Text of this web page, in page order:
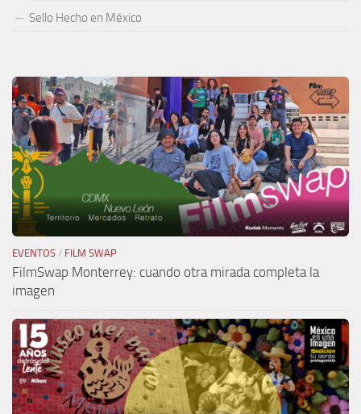
Sello Hecho en México
EVENTOS / FILM SWAP
FilmSwap Monterrey: cuando otra mirada completa la
imagen